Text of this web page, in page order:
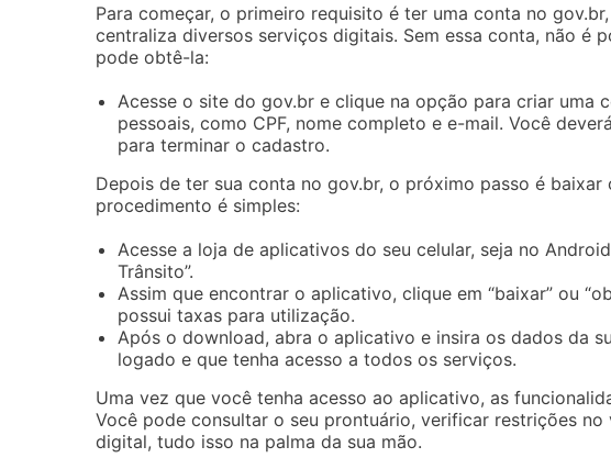
Para começar, o primeiro requisito é ter uma conta no
centraliza diversos serviços digitais. Sem essa conta, não é
pode obtê-la:
Acesse o site do gov.br e clique na opção para criar uma
pessoais, como CPF, nome completo e e-mail. Você
para terminar o cadastro.
Depois de ter sua conta no gov.br, o próximo passo é
procedimento é simples:
Acesse a loja de aplicativos do seu celular, seja no
Trânsito”.
Assim que encontrar o aplicativo, clique em “baixar” ou
possui taxas para utilização.
Após o download, abra o aplicativo e insira os dados da
logado e que tenha acesso a todos os serviços.
Uma vez que você tenha acesso ao aplicativo, as
Você pode consultar o seu prontuário, verificar restrições
digital, tudo isso na palma da sua mão.